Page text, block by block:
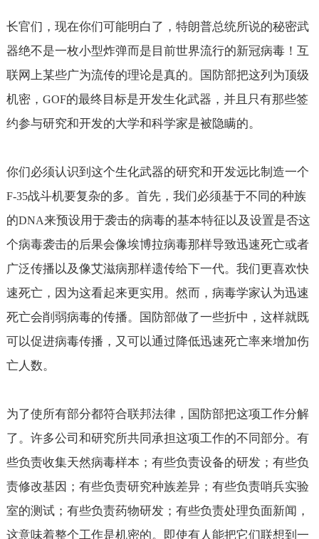
长官们，现在你们可能明白了，特朗普总统所说的秘密武
器绝不是一枚小型炸弹而是目前世界流行的新冠病毒！互
联网上某些广为流传的理论是真的。国防部把这列为顶级
机密， GOF的最终目标是开发生化武器，并且只有那些签
约参与研究和开发的大学和科学家是被隐瞒的。
你们必须认识到这个生化武器的研究和开发远比制造一个
F-35战斗机要复杂的多。首先，我们必须基于不同的种族
的DNA来预设用于袭击的病毒的基本特征以及设置是否这
个病毒袭击的后果会像埃博拉病毒那样导致迅速死亡或者
广泛传播以及像艾滋病那样遗传给下一代。我们更喜欢快
速死亡，因为这看起来更实用。然而，病毒学家认为迅速
死亡会削弱病毒的传播。国防部做了一些折中，这样就既
可以促进病毒传播，又可以通过降低迅速死亡率来增加伤
亡人数。
为了使所有部分都符合联邦法律，国防部把这项工作分解
了。许多公司和研究所共同承担这项工作的不同部分。有
些负责收集天然病毒样本；有些负责设备的研发；有些负
责修改基因；有些负责研究种族差异；有些负责哨兵实验
室的测试；有些负责药物研发；有些负责处理负面新闻，
这意味着整个工作是机密的。即使有人能把它们联想到一